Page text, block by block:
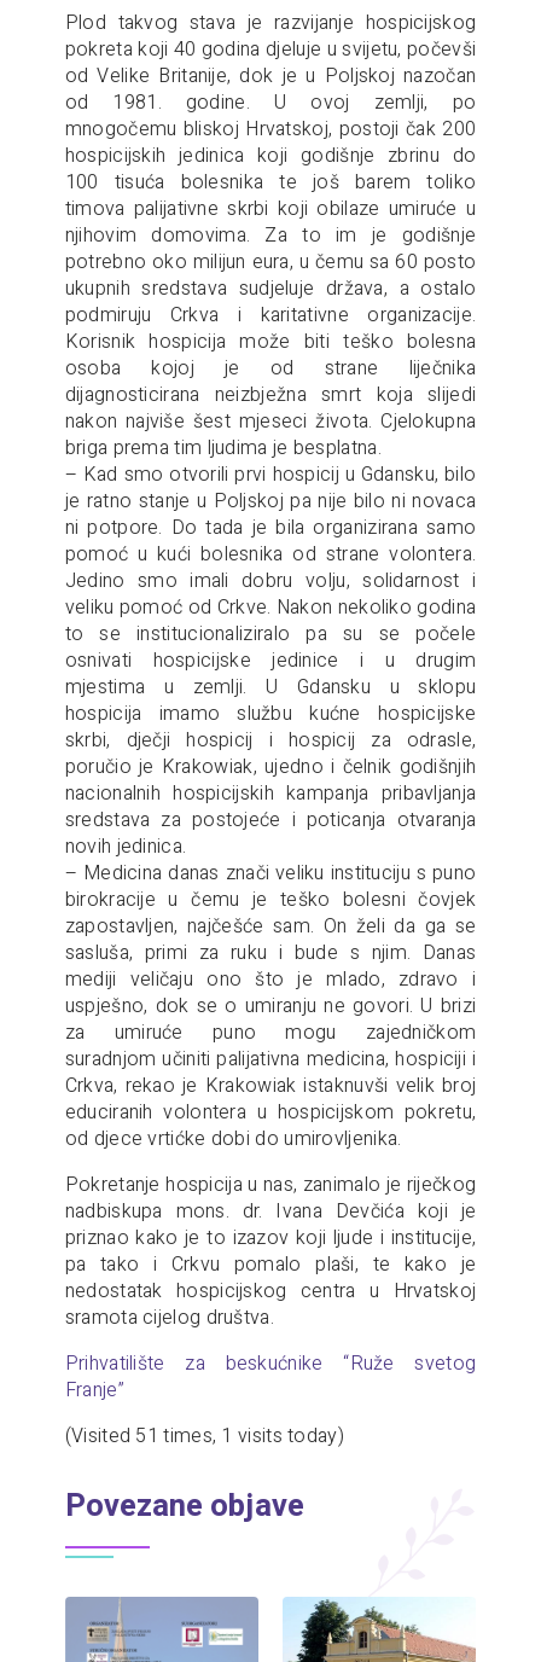
Plod takvog stava je razvijanje hospicijskog
pokreta koji 40 godina djeluje u svijetu, počevši
od Velike Britanije, dok je u Poljskoj nazočan
od 1981. godine. U ovoj zemlji, po
mnogočemu bliskoj Hrvatskoj, postoji čak 200
hospicijskih jedinica koji godišnje zbrinu do
100 tisuća bolesnika te još barem toliko
timova palijativne skrbi koji obilaze umiruće u
njihovim domovima. Za to im je godišnje
potrebno oko milijun eura, u čemu sa 60 posto
ukupnih sredstava sudjeluje država, a ostalo
podmiruju Crkva i karitativne organizacije.
Korisnik hospicija može biti teško bolesna
osoba kojoj je od strane liječnika
dijagnosticirana neizbježna smrt koja slijedi
nakon najviše šest mjeseci života. Cjelokupna
briga prema tim ljudima je besplatna.
– Kad smo otvorili prvi hospicij u Gdansku, bilo
je ratno stanje u Poljskoj pa nije bilo ni novaca
ni potpore. Do tada je bila organizirana samo
pomoć u kući bolesnika od strane volontera.
Jedino smo imali dobru volju, solidarnost i
veliku pomoć od Crkve. Nakon nekoliko godina
to se institucionaliziralo pa su se počele
osnivati hospicijske jedinice i u drugim
mjestima u zemlji. U Gdansku u sklopu
hospicija imamo službu kućne hospicijske
skrbi, dječji hospicij i hospicij za odrasle,
poručio je Krakowiak, ujedno i čelnik godišnjih
nacionalnih hospicijskih kampanja pribavljanja
sredstava za postojeće i poticanja otvaranja
novih jedinica.
– Medicina danas znači veliku instituciju s puno
birokracije u čemu je teško bolesni čovjek
zapostavljen, najčešće sam. On želi da ga se
sasluša, primi za ruku i bude s njim. Danas
mediji veličaju ono što je mlado, zdravo i
uspješno, dok se o umiranju ne govori. U brizi
za umiruće puno mogu zajedničkom
suradnjom učiniti palijativna medicina, hospiciji i
Crkva, rekao je Krakowiak istaknuvši velik broj
educiranih volontera u hospicijskom pokretu,
od djece vrtićke dobi do umirovljenika.
Pokretanje hospicija u nas, zanimalo je riječkog
nadbiskupa mons. dr. Ivana Devčića koji je
priznao kako je to izazov koji ljude i institucije,
pa tako i Crkvu pomalo plaši, te kako je
nedostatak hospicijskog centra u Hrvatskoj
sramota cijelog društva.
Prihvatilište za beskućnike “Ruže svetog
Franje”
(Visited 51 times, 1 visits today)
Povezane objave